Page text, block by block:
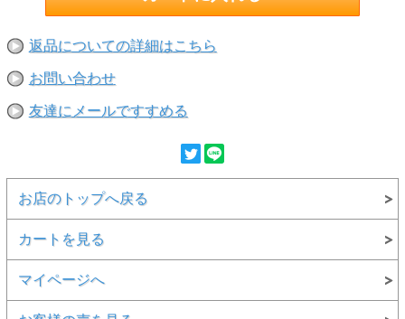
返品についての詳細はこちら
お問い合わせ
友達にメールですすめる
お店のトップへ戻る
カートを見る
マイページへ